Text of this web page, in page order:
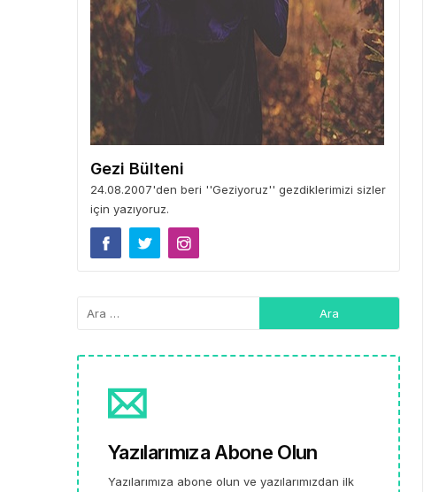
Gezi Bülteni
24.08.2007'den beri ''Geziyoruz'' gezdiklerimizi sizler
için yazıyoruz.
Yazılarımıza Abone Olun
Yazılarımıza abone olun ve yazılarımızdan ilk